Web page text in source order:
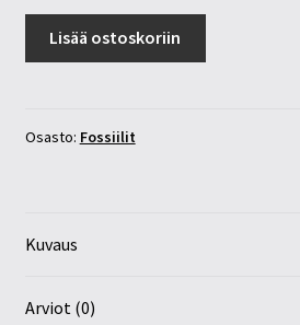
Lisää ostoskoriin
Osasto: Fossiilit
Kuvaus
Arviot (0)